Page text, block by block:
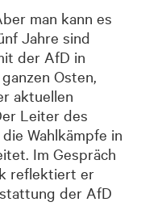
man kann es
Jahre sind
der AfD in
Osten,
aktuellen
Leiter des
Wahlkämpfe in
Im Gespräch
reflektiert er
der AfD